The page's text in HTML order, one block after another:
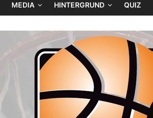
MEDIA HINTERGRUND QUIZ